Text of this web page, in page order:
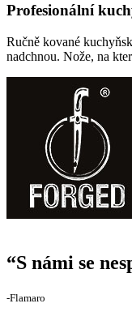
Profesionální
Ručně kované
nadchnou. Nože, na
“S námi se
‐Flamaro